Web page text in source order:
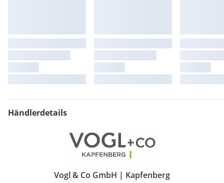
Händlerdetails
Vogl & Co GmbH | Kapfenberg